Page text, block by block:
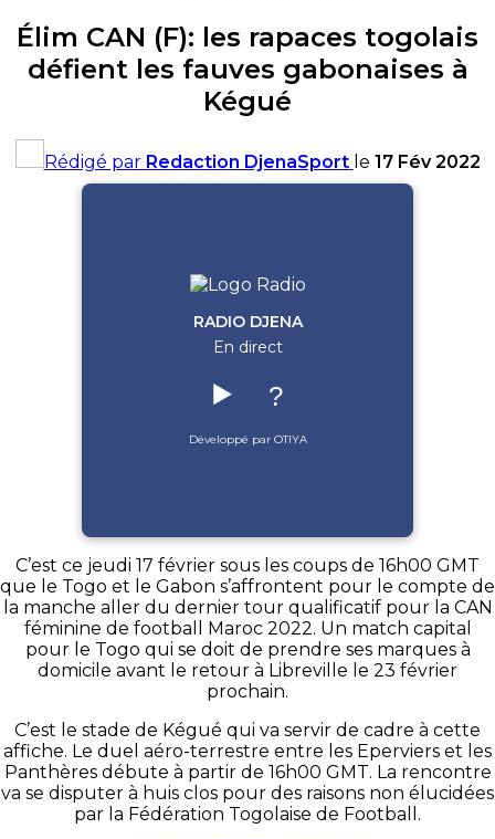
Élim CAN (F): les rapaces togolais
défient les fauves gabonaises à
Kégué
Rédigé par Redaction DjenaSport le 17 Fév 2022
RADIO DJENA
En direct
▶️ ?
Développé par OTIYA
C’est ce jeudi 17 février sous les coups de 16h00 GMT
que le Togo et le Gabon s’affrontent pour le compte de
la manche aller du dernier tour qualificatif pour la CAN
féminine de football Maroc 2022. Un match capital
pour le Togo qui se doit de prendre ses marques à
domicile avant le retour à Libreville le 23 février
prochain.
C’est le stade de Kégué qui va servir de cadre à cette
affiche. Le duel aéro-terrestre entre les Eperviers et les
Panthères débute à partir de 16h00 GMT. La rencontre
va se disputer à huis clos pour des raisons non élucidées
par la Fédération Togolaise de Football.